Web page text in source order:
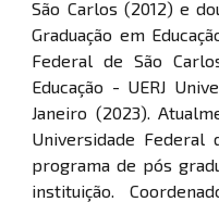
São Carlos (2012) e
Graduação em
Federal de São
Educação - UERJ
Janeiro (2023).
Universidade Federal
programa de pós
instituição.